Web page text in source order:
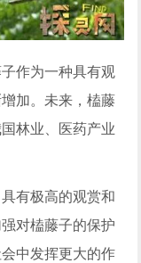
作为一种具有观
加。未来，榼藤
林业、医药产业
有极高的观赏和
对榼藤子的保护
中发挥更大的作